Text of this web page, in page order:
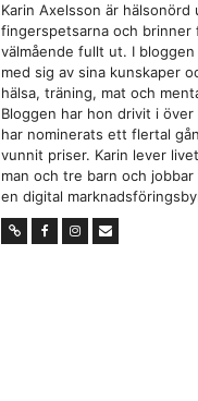
Karin Axelsson är hälsonörd
fingerspetsarna och brinner
välmående fullt ut. I
med sig av sina kunskaper
hälsa, träning, mat och
Bloggen har hon drivit i över
har nominerats ett flertal
vunnit priser. Karin lever
man och tre barn och jobbar
en digital